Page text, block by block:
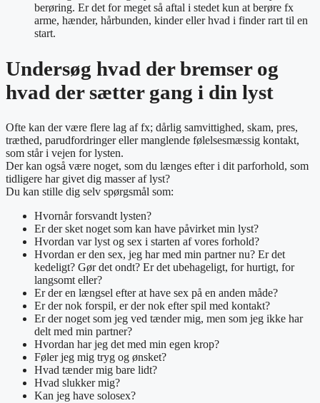
berøring. Er det for meget så aftal i stedet kun at berøre fx
arme, hænder, hårbunden, kinder eller hvad i finder rart til en
start.
Undersøg hvad der bremser og
hvad der sætter gang i din lyst
Ofte kan der være flere lag af fx; dårlig samvittighed, skam, pres,
træthed, parudfordringer eller manglende følelsesmæssig kontakt,
som står i vejen for lysten.
Der kan også være noget, som du længes efter i dit parforhold, som
tidligere har givet dig masser af lyst?
Du kan stille dig selv spørgsmål som:
Hvornår forsvandt lysten?
Er der sket noget som kan have påvirket min lyst?
Hvordan var lyst og sex i starten af vores forhold?
Hvordan er den sex, jeg har med min partner nu? Er det
kedeligt? Gør det ondt? Er det ubehageligt, for hurtigt, for
langsomt eller?
Er der en længsel efter at have sex på en anden måde?
Er der nok forspil, er der nok efter spil med kontakt?
Er der noget som jeg ved tænder mig, men som jeg ikke har
delt med min partner?
Hvordan har jeg det med min egen krop?
Føler jeg mig tryg og ønsket?
Hvad tænder mig bare lidt?
Hvad slukker mig?
Kan jeg have solosex?